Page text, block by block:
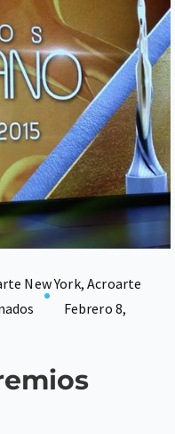
New York,Acroarte
Febrero 8,